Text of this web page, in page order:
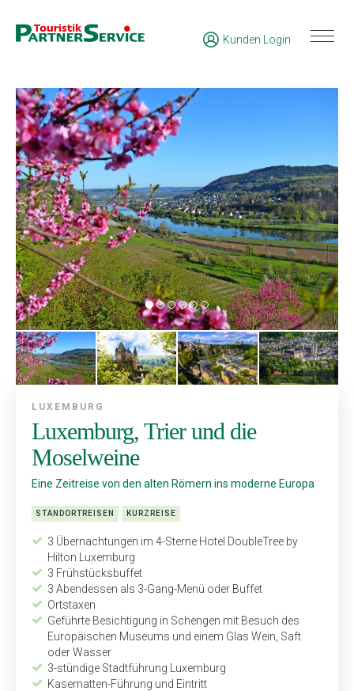
Kunden Login
LUXEMBURG
Luxemburg, Trier und die
Moselweine
Eine Zeitreise von den alten Römern ins moderne Europa
STANDORTREISEN KURZREISE
3 Übernachtungen im 4-Sterne Hotel DoubleTree by
Hilton Luxemburg
3 Frühstücksbuffet
3 Abendessen als 3-Gang-Menü oder Buffet
Ortstaxen
Geführte Besichtigung in Schengen mit Besuch des
Europäischen Museums und einem Glas Wein, Saft
oder Wasser
3-stündige Stadtführung Luxemburg
Kasematten-Führung und Eintritt